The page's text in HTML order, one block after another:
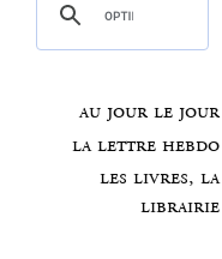
au jour le jour
la lettre hebdo
les livres, la
librairie